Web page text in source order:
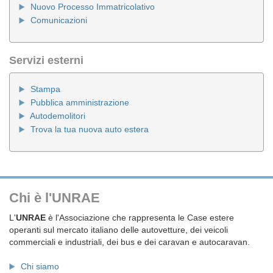
Nuovo Processo Immatricolativo
Comunicazioni
Servizi esterni
Stampa
Pubblica amministrazione
Autodemolitori
Trova la tua nuova auto estera
Chi è l'UNRAE
L'UNRAE è l'Associazione che rappresenta le Case estere
operanti sul mercato italiano delle autovetture, dei veicoli
commerciali e industriali, dei bus e dei caravan e autocaravan.
Chi siamo